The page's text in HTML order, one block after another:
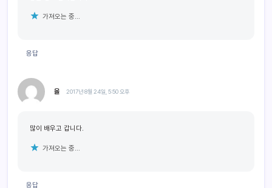
가져오는 중...
응답
율 2017년 8월 24일, 5:50 오후
많이 배우고 갑니다.
가져오는 중...
응답